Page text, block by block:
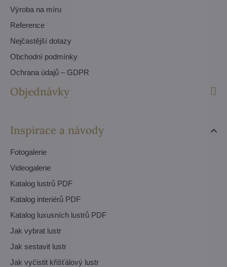
Výroba na míru
Reference
Nejčastější dotazy
Obchodní podmínky
Ochrana údajů – GDPR
Objednávky
Inspirace a návody
Fotogalerie
Videogalerie
Katalog lustrů PDF
Katalog interiérů PDF
Katalog luxusních lustrů PDF
Jak vybrat lustr
Jak sestavit lustr
Jak vyčistit křišťálový lustr